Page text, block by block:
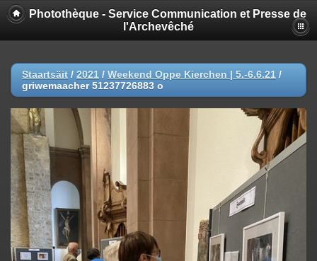
Photothèque - Service Communication et Presse de
l'Archevêché
Staartsäit / 2021 / Weekend Oppe Kierchen | 5.-6.6.21 /
griwemaacher 51237726883 o